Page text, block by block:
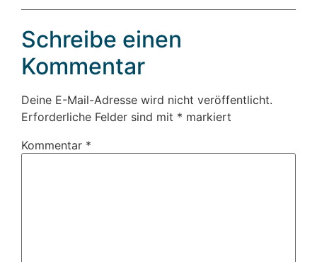
Schreibe einen
Kommentar
Deine E-Mail-Adresse wird nicht veröffentlicht.
Erforderliche Felder sind mit * markiert
Kommentar *